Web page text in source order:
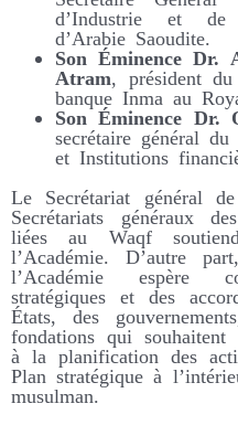
d’Industrie et de
d’Arabie Saoudite.
Son Éminence Dr.
Atram , président
banque Inma au
Son Éminence Dr.
secrétaire général
et Institutions
Le Secrétariat général
Secrétariats généraux
liées au Waqf
l’Académie. D’autre
l’Académie espère
stratégiques et des
États, des
fondations qui
à la planification des
Plan stratégique à
musulman.